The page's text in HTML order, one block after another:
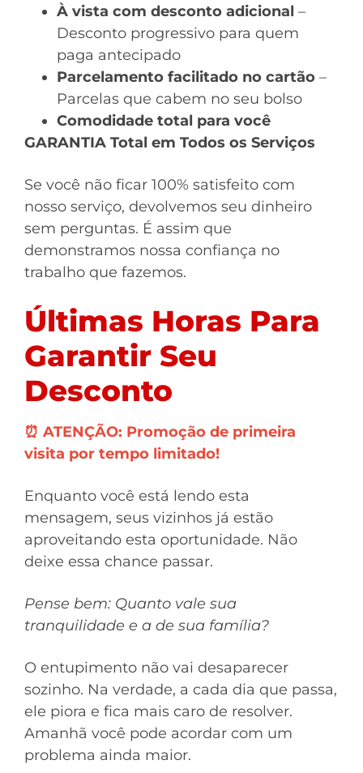
À vista com desconto adicional –
Desconto progressivo para quem
paga antecipado
Parcelamento facilitado no cartão –
Parcelas que cabem no seu bolso
Comodidade total para você
GARANTIA Total em Todos os Serviços
Se você não ficar 100% satisfeito com
nosso serviço, devolvemos seu dinheiro
sem perguntas. É assim que
demonstramos nossa confiança no
trabalho que fazemos.
Últimas Horas Para
Garantir Seu
Desconto
⏰ ATENÇÃO: Promoção de primeira
visita por tempo limitado!
Enquanto você está lendo esta
mensagem, seus vizinhos já estão
aproveitando esta oportunidade. Não
deixe essa chance passar.
Pense bem: Quanto vale sua
tranquilidade e a de sua família?
O entupimento não vai desaparecer
sozinho. Na verdade, a cada dia que passa,
ele piora e fica mais caro de resolver.
Amanhã você pode acordar com um
problema ainda maior.